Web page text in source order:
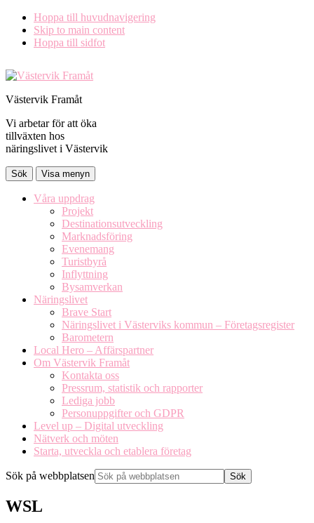
Hoppa till huvudnavigering
Skip to main content
Hoppa till sidfot
Västervik Framåt
Vi arbetar för att öka
tillväxten hos
näringslivet i Västervik
Sök Visa menyn
Våra uppdrag
Projekt
Destinationsutveckling
Marknadsföring
Evenemang
Turistbyrå
Inflyttning
Bysamverkan
Näringslivet
Brave Start
Näringslivet i Västerviks kommun – Företagsregister
Barometern
Local Hero – Affärspartner
Om Västervik Framåt
Kontakta oss
Pressrum, statistik och rapporter
Lediga jobb
Personuppgifter och GDPR
Level up – Digital utveckling
Nätverk och möten
Starta, utveckla och etablera företag
Sök på webbplatsen
WSL